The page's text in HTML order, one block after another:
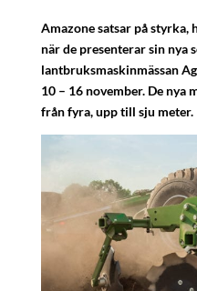
Amazone satsar på styrka,
när de presenterar sin nya
lantbruksmaskinmässan
10 – 16 november. De nya
från fyra, upp till sju meter.